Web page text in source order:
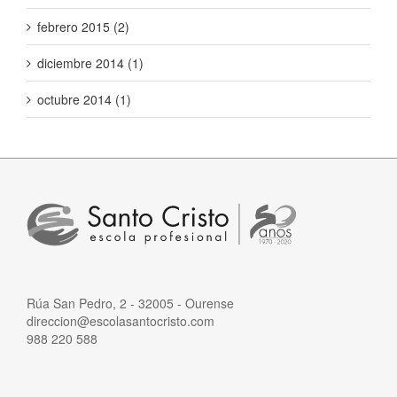
febrero 2015 (2)
diciembre 2014 (1)
octubre 2014 (1)
Rúa San Pedro, 2 - 32005 - Ourense
direccion@escolasantocristo.com
988 220 588